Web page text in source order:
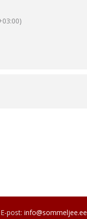
2021
ja peekonivaht
E-post: info@sommeljee.ee